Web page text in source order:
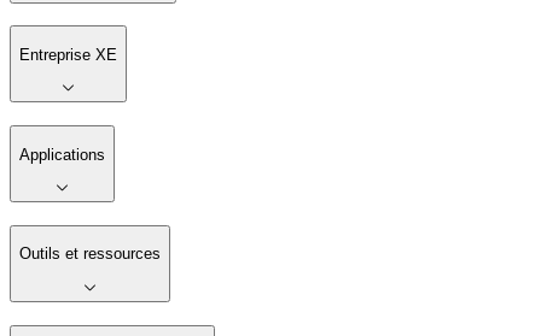
Entreprise XE
Applications
Outils et ressources